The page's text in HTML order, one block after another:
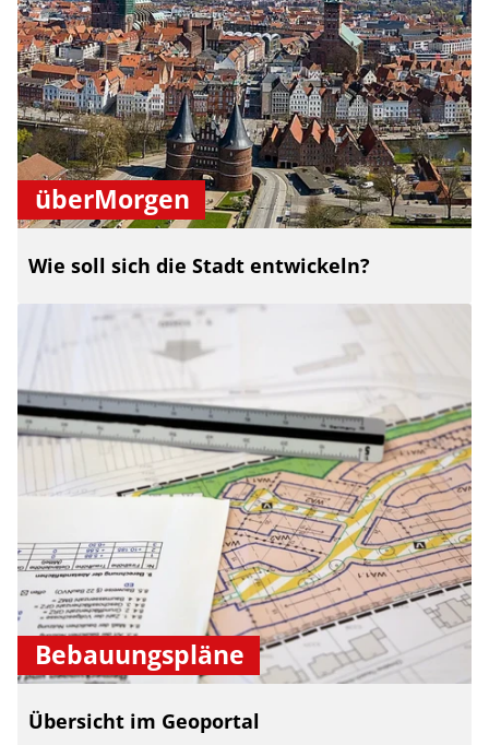
überMorgen
Wie soll sich die Stadt entwickeln?
Bebauungspläne
Übersicht im Geoportal